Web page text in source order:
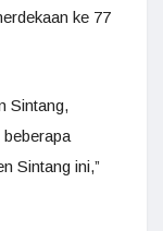
ke 77
Sintang,
Sintang ini,”